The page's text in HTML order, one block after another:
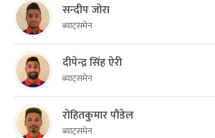
सन्दीप जोरा
ब्याट्समेन
दीपेन्द्र सिंह ऐरी
ब्याट्समेन
रोहितकुमार पौडेल
ब्याट्समेन